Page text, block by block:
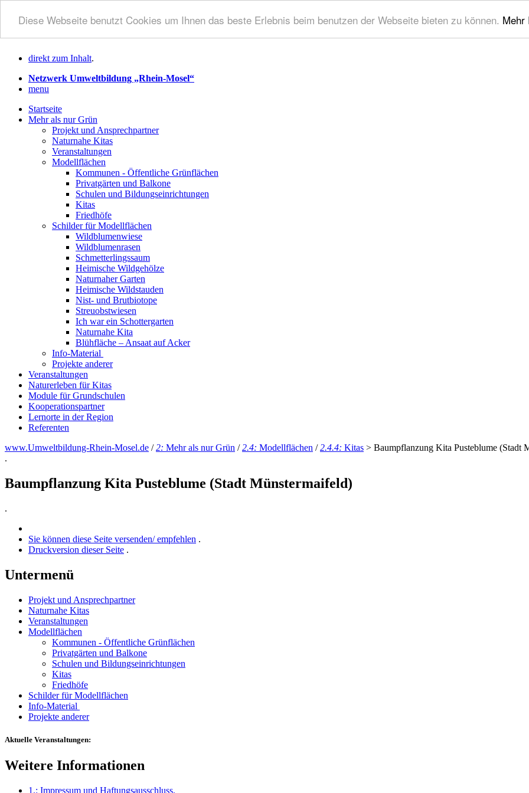
Diese Webseite benutzt Cookies um Ihnen das beste Erlebnis beim benutzen der Webseite bieten zu können. Mehr
direkt zum Inhalt.
Netzwerk Umweltbildung „Rhein-Mosel“
menu
Startseite
Mehr als nur Grün
Projekt und Ansprechpartner
Naturnahe Kitas
Veranstaltungen
Modellflächen
Kommunen - Öffentliche Grünflächen
Privatgärten und Balkone
Schulen und Bildungseinrichtungen
Kitas
Friedhöfe
Schilder für Modellflächen
Wildblumenwiese
Wildblumenrasen
Schmetterlingssaum
Heimische Wildgehölze
Naturnaher Garten
Heimische Wildstauden
Nist- und Brutbiotope
Streuobstwiesen
Ich war ein Schottergarten
Naturnahe Kita
Blühfläche – Ansaat auf Acker
Info-Material
Projekte anderer
Veranstaltungen
Naturerleben für Kitas
Module für Grundschulen
Kooperationspartner
Lernorte in der Region
Referenten
www.Umweltbildung-Rhein-Mosel.de /2: Mehr als nur Grün /2.4: Modellflächen /2.4.4: Kitas > Baumpflanzung Kita Pusteblume (Stadt
.
Baumpflanzung Kita Pusteblume (Stadt Münstermaifeld)
.
Sie können diese Seite versenden/ empfehlen .
Druckversion dieser Seite .
Untermenü
Projekt und Ansprechpartner
Naturnahe Kitas
Veranstaltungen
Modellflächen
Kommunen - Öffentliche Grünflächen
Privatgärten und Balkone
Schulen und Bildungseinrichtungen
Kitas
Friedhöfe
Schilder für Modellflächen
Info-Material
Projekte anderer
Aktuelle Veranstaltungen:
Weitere Informationen
1.: Impressum und Haftungsausschluss.